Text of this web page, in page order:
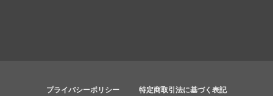
プライバシーポリシー 特定商取引法に基づく表記